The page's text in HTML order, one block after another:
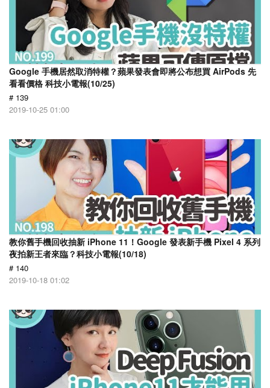
Google 手機居然取消特權？蘋果發表會即將公布想買 AirPods 先
看看價格 科技小電報(10/25)
# 139
2019-10-25 01:00
教你舊手機回收抽新 iPhone 11！Google 發表新手機 Pixel 4 系列
夜拍新王者來臨？科技小電報(10/18)
# 140
2019-10-18 01:02